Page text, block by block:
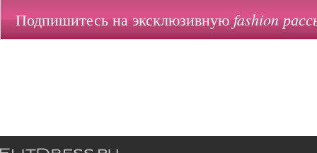
Подпишитесь на эксклюзивнуюfashion